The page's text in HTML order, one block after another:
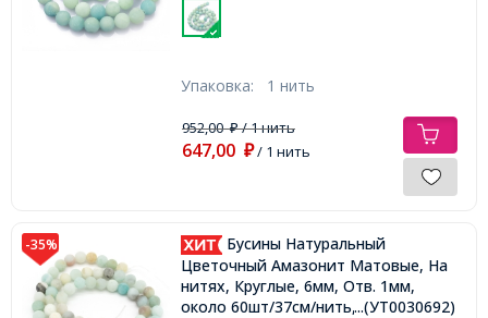
Упаковка: 1 нить
952,00₽/ 1 нить
647,00 ₽/ 1 нить
-35%
Бусины Натуральный
Цветочный Амазонит Матовые, На
нитях, Круглые, 6мм, Отв. 1мм,
около 60шт/37см/нить,...(УТ0030692)